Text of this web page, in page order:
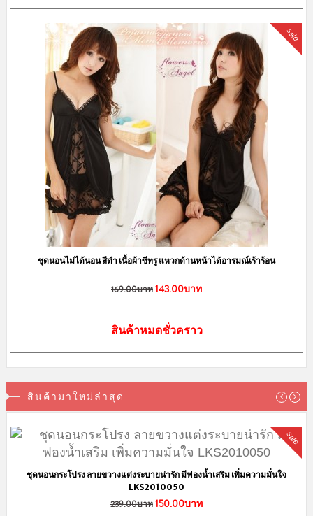
sale
ชุดนอนไม่ได้นอน สีดำ เนื้อผ้าซีทรู แหวกด้านหน้าได้อารมณ์เร้าร้อน
169.00บาท143.00บาท
สินค้าหมดชั่วคราว
สินค้ามาใหม่ล่าสุด
sale
ชุดนอนกระโปรง ลายขวางแต่งระบายน่ารัก มีฟองน้ำเสริม เพิ่มความมั่นใจ
LKS2010050
239.00บาท150.00บาท